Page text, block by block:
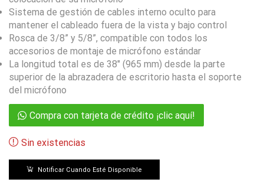
Sistema de gestión de cables interno oculto para
mantener el cableado fuera de la vista y bajo control
Rosca de 3/8” y 5/8”, compatible con todos los
accesorios de montaje de micrófono estándar
La longitud total es de 38″ (965 mm) desde la parte
superior de la abrazadera de escritorio hasta el soporte
del micrófono
Compra con tarjeta de crédito ¡clic aquí!
Sin existencias
Notificar Cuando Esté Disponible